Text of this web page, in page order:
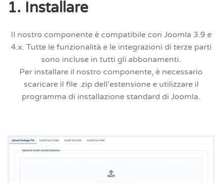
1. Installare
Il nostro componente è compatibile con Joomla 3.9 e
4.x. Tutte le funzionalità e le integrazioni di terze parti
sono incluse in tutti gli abbonamenti.
Per installare il nostro componente, è necessario
scaricare il file .zip dell'estensione e utilizzare il
programma di installazione standard di Joomla.